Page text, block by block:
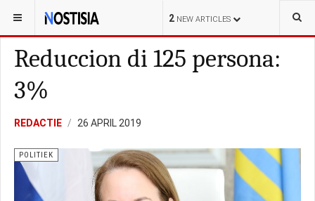
2 NEW ARTICLES
YOU ARE HERE: ARUBA POLITIEK
Reduccion di 125 persona:
3%
REDACTIE 26 APRIL 2019
POLITIEK